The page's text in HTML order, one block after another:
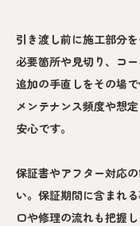
引き渡し前に施工部分
必要箇所や見切り、コ
追加の手直しをその場
メンテナンス頻度や想
安心です。
保証書やアフター対応
い。保証期間に含まれ
口や修理の流れも把握